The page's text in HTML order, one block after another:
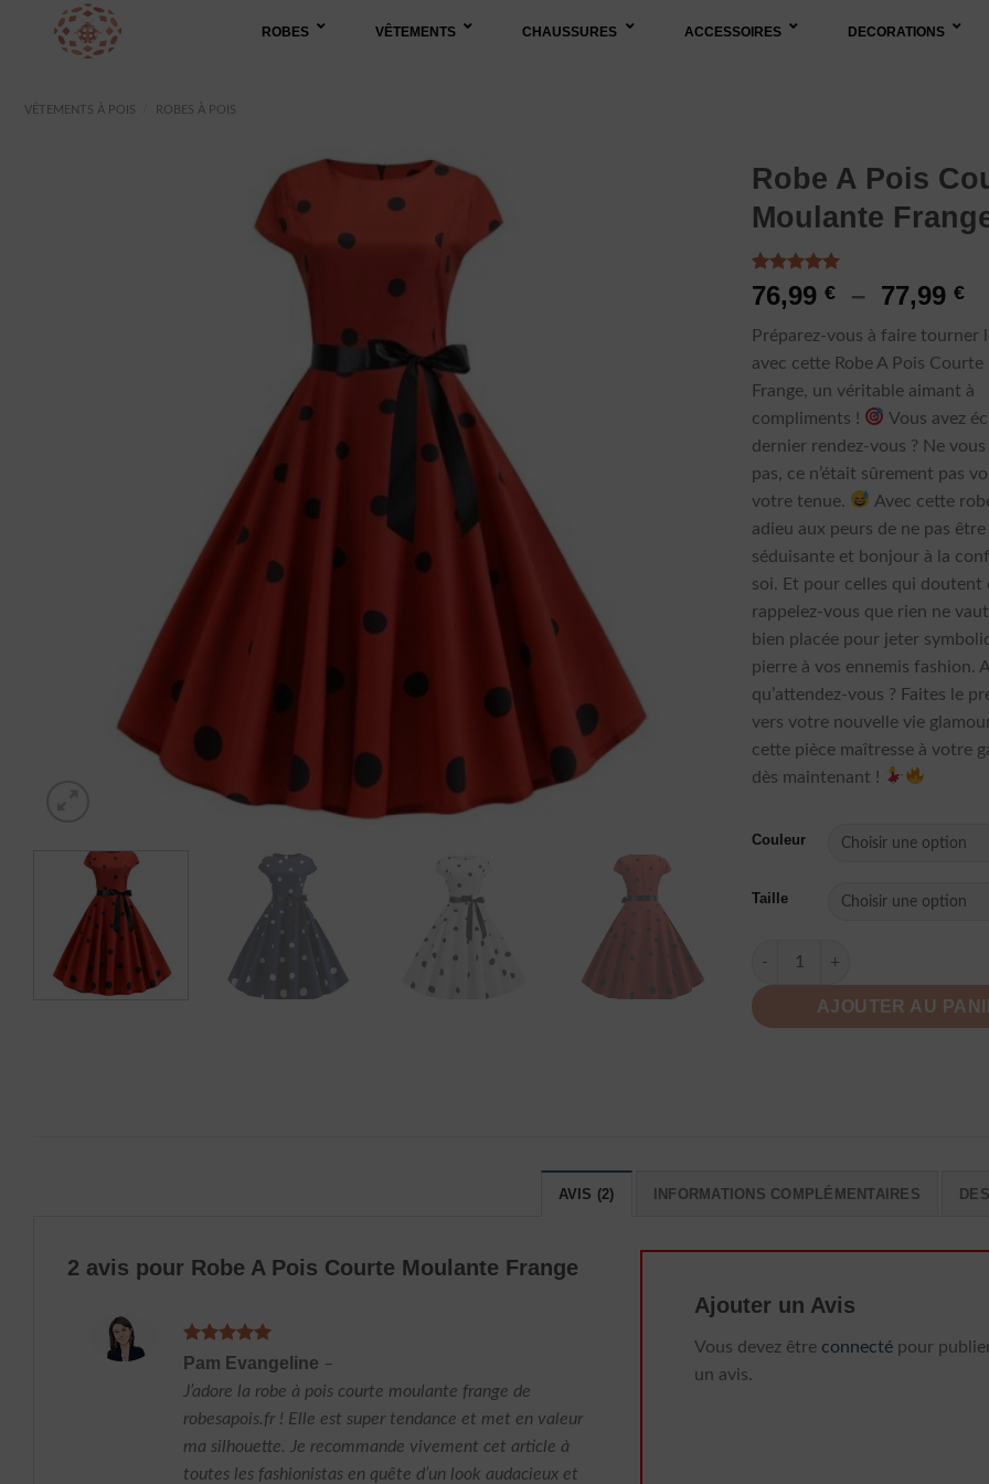
ROBES VÊTEMENTS CHAUSSURES ACCESSOIRES DECORATIONS
VÊTEMENTS À POIS ROBES À POIS
Robe A Pois
Moulante
Noté5.00
sur 5 basé
2
notations
client
76,99€ – 77,99€
à
Préparez-vous à faire tourner
avec cette Robe A Pois
Frange, un véritable aimant à
compliments !
Vous avez
dernier rendez-vous ? Ne
pas, ce n’était sûrement pas
votre tenue.
Avec cette
adieu aux peurs de ne pas être
séduisante et bonjour à la
soi. Et pour celles qui doutent
rappelez-vous que rien ne
bien placée pour jeter
pierre à vos ennemis fashion.
qu’attendez-vous ? Faites le
vers votre nouvelle vie
cette pièce maîtresse à votre
dès maintenant !
Couleur
Taille
quantité de Robe A Pois
AJOUTER AU
AVIS (2) INFORMATIONS COMPLÉMENTAIRES
2 avis pour Robe A Pois Courte Moulante Frange
Note 5sur
Pam Evangeline –
J’adore la robe à pois courte moulante frange de
robesapois.fr ! Elle est super tendance et met en valeur
ma silhouette. Je recommande vivement cet article à
toutes les fashionistas en quête d’un look audacieux et
Ajouter un Avis
Vous devez être connectépour
un avis.